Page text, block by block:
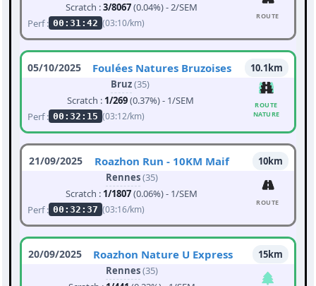
Scratch :3/8067(0.04%) - 2/SEM
Perf : 00:31:42 (03:10/km)
ROUTE
05/10/2025 Foulées Natures Bruzoises
10.1km
Bruz(35)
Scratch : 1/269(0.37%) - 1/SEM
Perf : 00:32:15 (03:12/km)
ROUTE
NATURE
21/09/2025 Roazhon Run - 10KM Maif
10km
Rennes(35)
Scratch : 1/1807(0.06%) - 1/SEM
Perf : 00:32:37 (03:16/km)
ROUTE
20/09/2025 Roazhon Nature U Express
15km
Rennes(35)